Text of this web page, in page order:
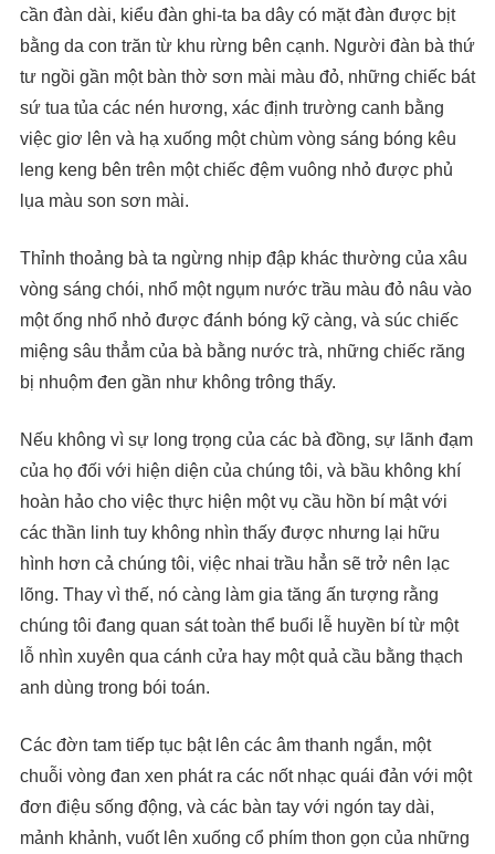
cần đàn dài, kiểu đàn ghi-ta ba dây có mặt đàn được bịt
bằng da con trăn từ khu rừng bên cạnh. Người đàn bà thứ
tư ngồi gần một bàn thờ sơn mài màu đỏ, những chiếc bát
sứ tua tủa các nén hương, xác định trường canh bằng
việc giơ lên và hạ xuống một chùm vòng sáng bóng kêu
leng keng bên trên một chiếc đệm vuông nhỏ được phủ
lụa màu son sơn mài.
Thỉnh thoảng bà ta ngừng nhịp đập khác thường của xâu
vòng sáng chói, nhổ một ngụm nước trầu màu đỏ nâu vào
một ống nhổ nhỏ được đánh bóng kỹ càng, và súc chiếc
miệng sâu thẳm của bà bằng nước trà, những chiếc răng
bị nhuộm đen gần như không trông thấy.
Nếu không vì sự long trọng của các bà đồng, sự lãnh đạm
của họ đối với hiện diện của chúng tôi, và bầu không khí
hoàn hảo cho việc thực hiện một vụ cầu hồn bí mật với
các thần linh tuy không nhìn thấy được nhưng lại hữu
hình hơn cả chúng tôi, việc nhai trầu hẳn sẽ trở nên lạc
lõng. Thay vì thế, nó càng làm gia tăng ấn tượng rằng
chúng tôi đang quan sát toàn thể buổi lễ huyền bí từ một
lỗ nhìn xuyên qua cánh cửa hay một quả cầu bằng thạch
anh dùng trong bói toán.
Các đờn tam tiếp tục bật lên các âm thanh ngắn, một
chuỗi vòng đan xen phát ra các nốt nhạc quái đản với một
đơn điệu sống động, và các bàn tay với ngón tay dài,
mảnh khảnh, vuốt lên xuống cổ phím thon gọn của những